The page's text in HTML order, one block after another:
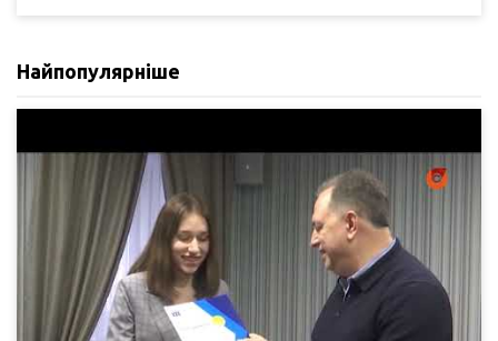
Найпопулярніше